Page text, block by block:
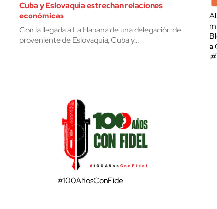
Cuba y Eslovaquia estrechan relaciones
económicas
Con la llegada a La Habana de una delegación de
proveniente de Eslovaquia, Cuba y…
a
#100AñosConFidel